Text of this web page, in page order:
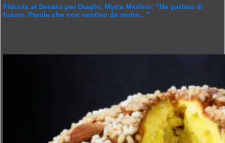
Fiducia al Senato per Draghi, Myrta Merlino: “Ha parlato di
futuro. Parola che non sentivo da molto…”